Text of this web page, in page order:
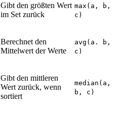
Gibt den größten Wert
im Set zurück
max(a, b,
c)
Berechnet den
Mittelwert der Werte
avg(a. b,
c)
Gibt den mittleren
Wert zurück, wenn
sortiert
median(a,
b, c)